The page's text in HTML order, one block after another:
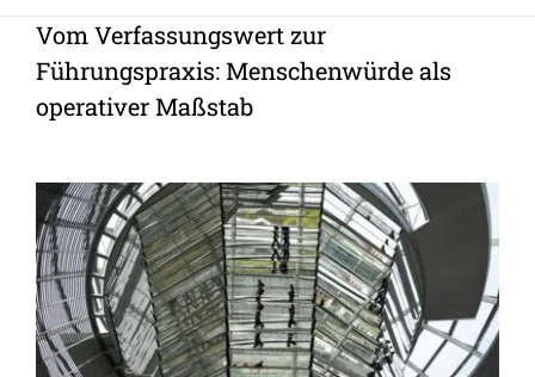
Vom Verfassungswert zur
Führungspraxis: Menschenwürde als
operativer Maßstab